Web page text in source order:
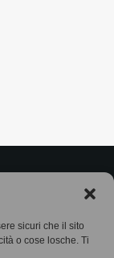
sicuri che il sito
o cose losche. Ti
•